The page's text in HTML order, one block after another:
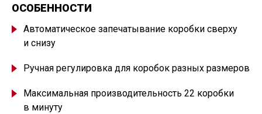
ОСОБЕННОСТИ
Автоматическое запечатывание коробки сверху
и снизу
Ручная регулировка для коробок разных размеров
Максимальная производительность 22 коробки
в минуту